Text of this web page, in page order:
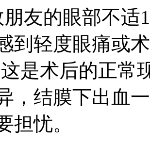
朋友的眼部不适
到轻度眼痛或
是术后的正常
，结膜下出血
担忧。